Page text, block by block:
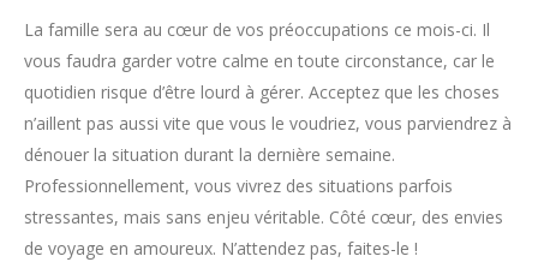
La famille sera au cœur de vos préoccupations ce mois-ci. Il
vous faudra garder votre calme en toute circonstance, car le
quotidien risque d’être lourd à gérer. Acceptez que les choses
n’aillent pas aussi vite que vous le voudriez, vous parviendrez à
dénouer la situation durant la dernière semaine.
Professionnellement, vous vivrez des situations parfois
stressantes, mais sans enjeu véritable. Côté cœur, des envies
de voyage en amoureux. N’attendez pas, faites-le !